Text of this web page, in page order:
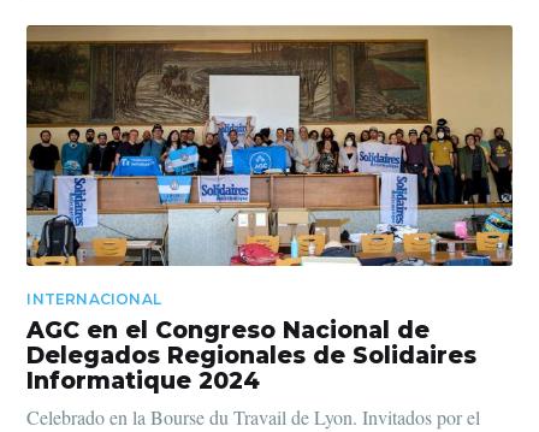
INTERNACIONAL
AGC en el Congreso Nacional de
Delegados Regionales de Solidaires
Informatique 2024
Celebrado en la Bourse du Travail de Lyon. Invitados por el